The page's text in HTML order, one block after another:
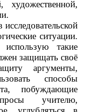
художественной,
ситуации.
такие
защищать своё
аргументы,
способы
побуждающие
учителю,